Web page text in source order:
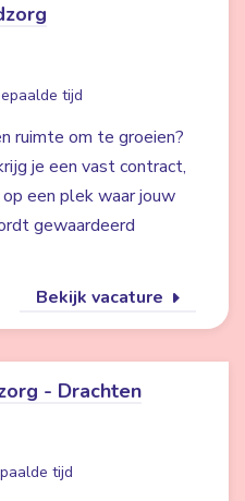
tijd
ruimte om te groeien?
je een vast contract,
een plek waar jouw
gewaardeerd
Bekijk vacature
- Drachten
tijd